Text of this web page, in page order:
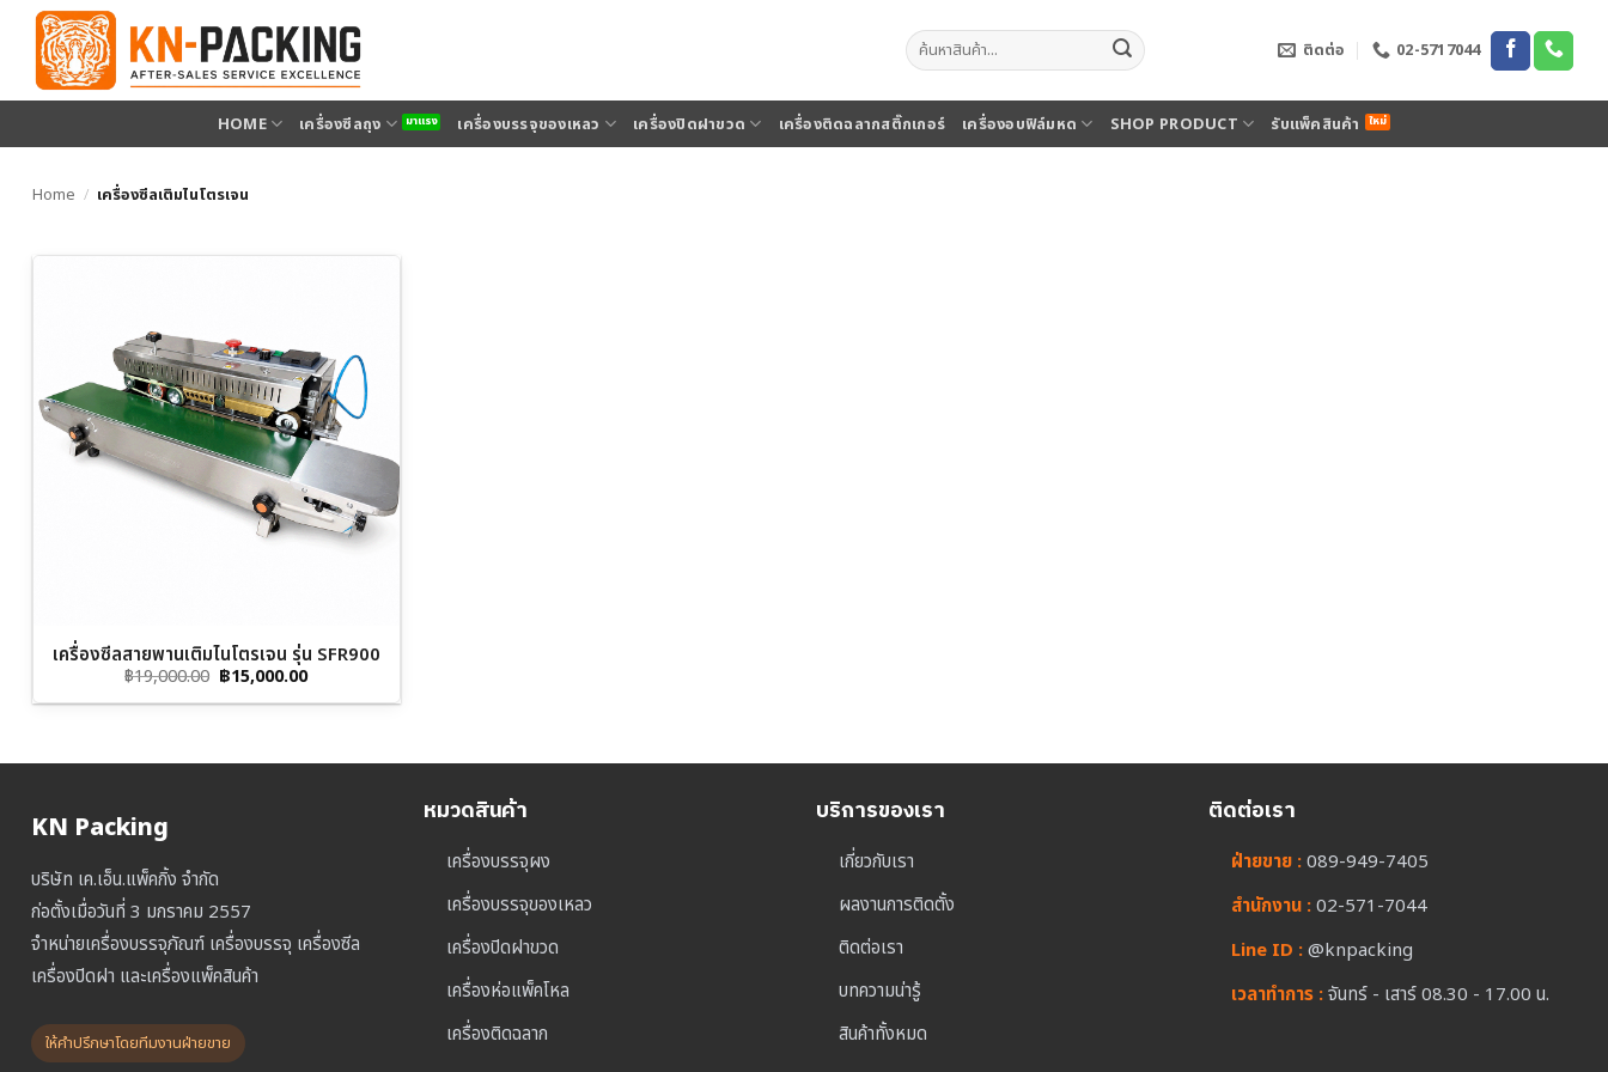
เนื้อหา
ค้นหา: ติดต่อ 02-5717044
HOME เครื่องซีลถุง เครื่องบรรจุของเหลว เครื่องปิดฝาขวด เครื่องติดฉลากสติ๊กเกอร์ เครื่องอบฟิล์มหด SHOP PRODUCT รับแพ็คสินค้า
Home / เครื่องซีลเติมไนโตรเจน
เครื่องซีลสายพานเติมไนโตรเจน รุ่น SFR900
฿19,000.00 Original
price
was:
฿15,000.00Current
is:
KN Packing
บริษัท เค.เอ็น.แพ็คกิ้ง จำกัด
ก่อตั้งเมื่อวันที่ 3 มกราคม 2557
จำหน่ายเครื่องบรรจุภัณฑ์ เครื่องบรรจุ เครื่องซีล
เครื่องปิดฝา และเครื่องแพ็คสินค้า
ให้คำปรึกษาโดยทีมงานฝ่ายขาย
หมวดสินค้า
เครื่องบรรจุผง
เครื่องบรรจุของเหลว
เครื่องปิดฝาขวด
เครื่องห่อแพ็คโหล
เครื่องติดฉลาก
บริการของเรา
เกี่ยวกับเรา
ผลงานการติดตั้ง
ติดต่อเรา
บทความน่ารู้
สินค้าทั้งหมด
ติดต่อเรา
ฝ่ายขาย :089-949-7405
สำนักงาน :02-571-7044
Line ID :@knpacking
เวลาทำการ :จันทร์ - เสาร์ 08.30 - 17.00 น.